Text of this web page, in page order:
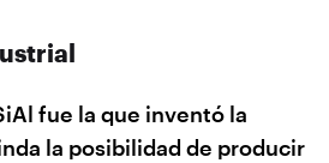
fue la que inventó la
la posibilidad de producir